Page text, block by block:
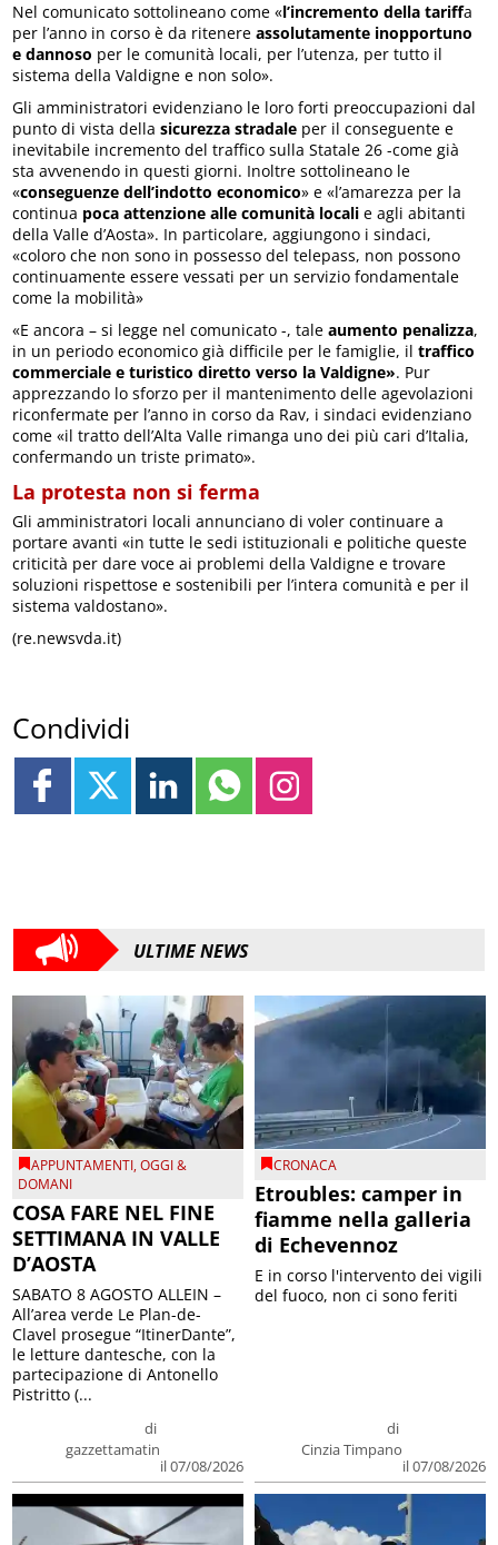
Nel comunicato sottolineano come «l’incremento della tariffa
per l’anno in corso è da ritenereassolutamente inopportuno
e dannoso per le comunità locali, per l’utenza, per tutto il
sistema della Valdigne e non solo».
Gli amministratori evidenziano le loro forti preoccupazioni dal
punto di vista dellasicurezza stradale per il conseguente e
inevitabile incremento del traffico sulla Statale 26 -come già
sta avvenendo in questi giorni. Inoltre sottolineano le
«conseguenze dell’indotto economico» e «l’amarezza per la
continua poca attenzione alle comunità locali e agli abitanti
della Valle d’Aosta». In particolare, aggiungono i sindaci,
«coloro che non sono in possesso del telepass, non possono
continuamente essere vessati per un servizio fondamentale
come la mobilità»
«E ancora – si legge nel comunicato -, taleaumento penalizza,
in un periodo economico già difficile per le famiglie, il traffico
commerciale e turistico diretto verso la Valdigne». Pur
apprezzando lo sforzo per il mantenimento delle agevolazioni
riconfermate per l’anno in corso da Rav, i sindaci evidenziano
come «il tratto dell’Alta Valle rimanga uno dei più cari d’Italia,
confermando un triste primato».
La protesta non si ferma
Gli amministratori locali annunciano di voler continuare a
portare avanti «in tutte le sedi istituzionali e politiche queste
criticità per dare voce ai problemi della Valdigne e trovare
soluzioni rispettose e sostenibili per l’intera comunità e per il
sistema valdostano».
(re.newsvda.it)
Condividi
ULTIME NEWS
APPUNTAMENTI,OGGI &
DOMANI
COSA FARE NEL FINE
SETTIMANA IN VALLE
D’AOSTA
di
gazzettamatin
il 07/08/2026
SABATO 8 AGOSTO ALLEIN –
All’area verde Le Plan-de-
Clavel prosegue “ItinerDante”,
le letture dantesche, con la
partecipazione di Antonello
Pistritto (...
CRONACA
Etroubles: camper in
fiamme nella galleria
di Echevennoz
di
Cinzia Timpano
il 07/08/2026
E in corso l'intervento dei vigili
del fuoco, non ci sono feriti